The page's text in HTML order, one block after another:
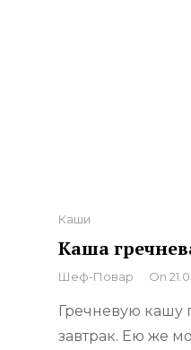
Categories
Каши
Каша
By
Шеф-Повар On
Гречневую кашу
завтрак. Ею же